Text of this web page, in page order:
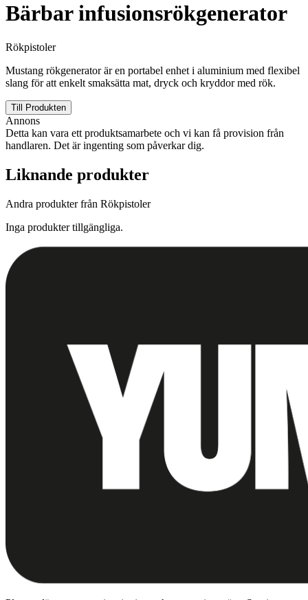
Bärbar infusionsrökgenerator
Rökpistoler
Mustang rökgenerator är en portabel enhet i aluminium med flexibel
slang för att enkelt smaksätta mat, dryck och kryddor med rök.
Till Produkten
Annons
Detta kan vara ett produktsamarbete och vi kan få provision från
handlaren. Det är ingenting som påverkar dig.
Liknande produkter
Andra produkter från Rökpistoler
Inga produkter tillgängliga.